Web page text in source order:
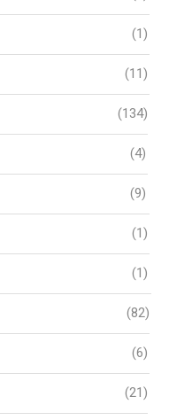
(1)
(11)
(134)
(4)
(9)
(1)
(1)
(82)
(6)
(21)